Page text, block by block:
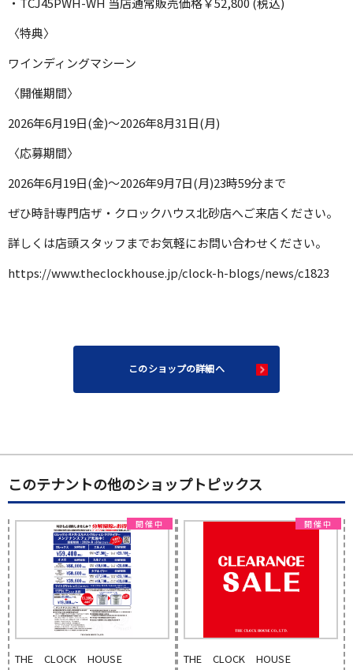
〈特典〉
ワインディングマシーン
〈開催期間〉
2026年6月19日(金)～2026年8月31日(月)
〈応募期間〉
2026年6月19日(金)～2026年9月7日(月)23時59分まで
ぜひ時計専門店ザ・クロックハウス北砂店へご来店ください。
詳しくは店頭スタッフまでお気軽にお問い合わせください。
https://www.theclockhouse.jp/clock-h-blogs/news/c1823
このショップの詳細へ
このテナントの他のショップトピックス
THE CLOCK HOUSE THE CLOCK HOUSE